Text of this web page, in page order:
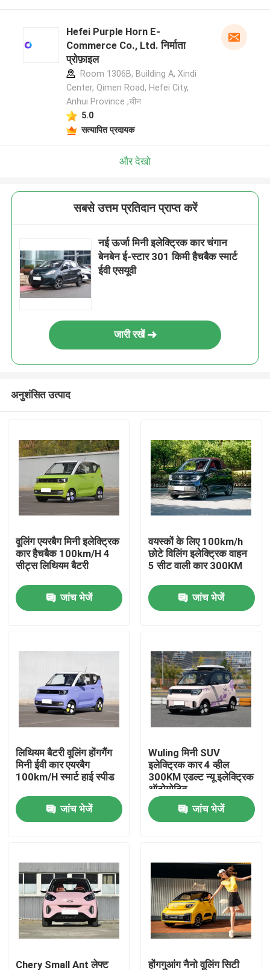
वीडियो
फैक्टरी यात्रा
गुणवत्ता नियंत्रण
समाचार
सभी मामलों
एक बोली का अनुरोध
Hefei Purple Horn E-
Commerce Co., Ltd. निर्माता
प्रोफ़ाइल
Room 1306B, Building A, Xindi
Center, Qimen Road, Hefei City,
Anhui Province ,चीन
5.0
सत्यापित प्रदायक
और देखो
सबसे उत्तम प्रतिदान प्राप्त करें
नई ऊर्जा मिनी इलेक्ट्रिक कार चंगान
बेनबेन ई-स्टार 301 किमी हैचबैक स्मार्ट
ईवी एसयूवी
जारी रखें
अनुशंसित उत्पाद
वूलिंग एयरबैग मिनी इलेक्ट्रिक
कार हैचबैक 100km/H 4
सीट्स लिथियम बैटरी
जांच भेजें
वयस्कों के लिए 100km/h
छोटे विलिंग इलेक्ट्रिक वाहन
5 सीट वाली कार 300KM
जांच भेजें
लिथियम बैटरी वूलिंग होंगगैंग
मिनी ईवी कार एयरबैग
100km/H स्मार्ट हाई स्पीड
जांच भेजें
Wuling मिनी SUV
इलेक्ट्रिक कार 4 व्हील
300KM एडल्ट न्यू इलेक्ट्रिक
ऑटोमोटिव
जांच भेजें
Chery Small Ant लेफ्ट होंगगुआंग नैनो वूलिंग सिटी